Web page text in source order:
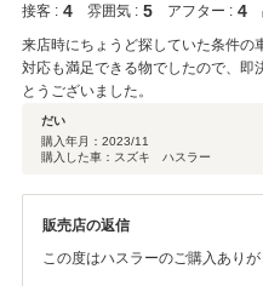
接客 : 4 雰囲気 : 5 アフター : 4
来店時にちょうど探していた条件の
対応も満足できる物でしたので、即
とうございました。
だい
購入年月： 2023/11
購入した車：スズキ ハスラー
販売店の返信
この度はハスラーのご購入あり